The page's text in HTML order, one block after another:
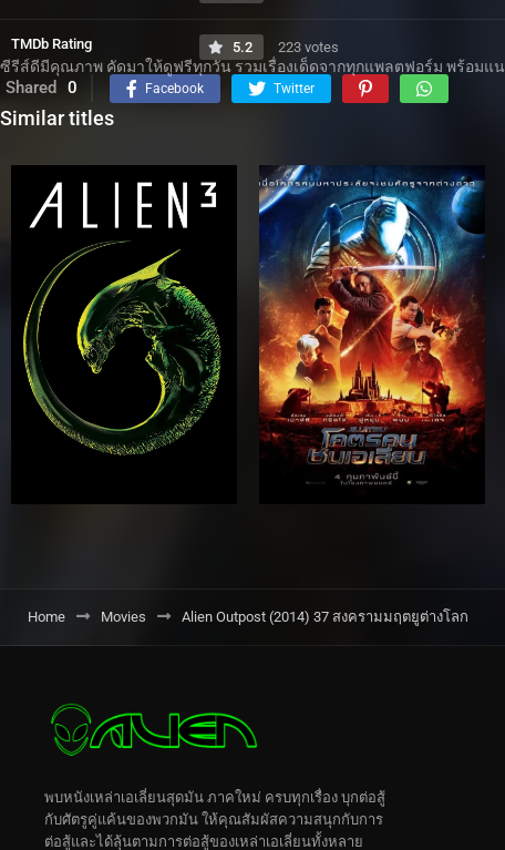
TMDb Rating 5.2 223 votes
ซีรีส์ดีมีคุณภาพ คัดมาให้ดูฟรีทุกวัน รวมเรื่องเด็ดจากทุกแพลตฟอร์ม พร้อม
Shared 0 Facebook Twitter
Similar titles
Home Movies Alien Outpost (2014) 37 สงครามมฤตยูต่างโลก
พบหนังเหล่าเอเลี่ยนสุดมัน ภาคใหม่ ครบทุกเรื่อง บุกต่อสู้
กับศัตรูคู่แค้นของพวกมัน ให้คุณสัมผัสความสนุกกับการ
ต่อสู้และได้ลุ้นตามการต่อสู้ของเหล่าเอเลี่ยนทั้งหลาย